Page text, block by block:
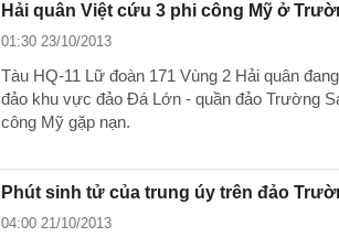
Hải quân Việt cứu 3 phi công Mỹ ở
01:30 23/10/2013
Tàu HQ-11 Lữ đoàn 171 Vùng 2 Hải quân
đảo khu vực đảo Đá Lớn - quần đảo Trường
công Mỹ gặp nạn.
Phút sinh tử của trung úy trên đảo
04:00 21/10/2013